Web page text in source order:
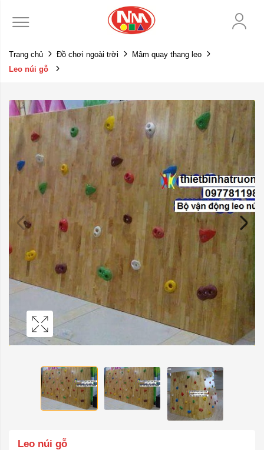
Trang chủ Đồ chơi ngoài trời
Mâm quay thang leo
Leo núi gỗ
Leo núi gỗ